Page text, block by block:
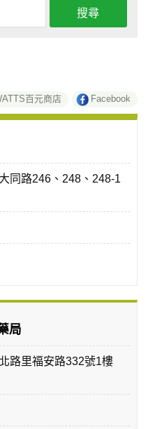
搜尋
百元商店 Facebook
同路246、248、248-1
局
路里福安路332號1樓